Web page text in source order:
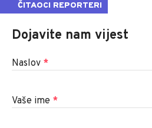
ČITAOCI REPORTERI
Dojavite nam vijest
Naslov *
Vaše ime *